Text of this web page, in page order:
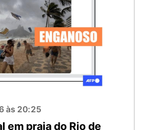
às 20:25
em praia do Rio de